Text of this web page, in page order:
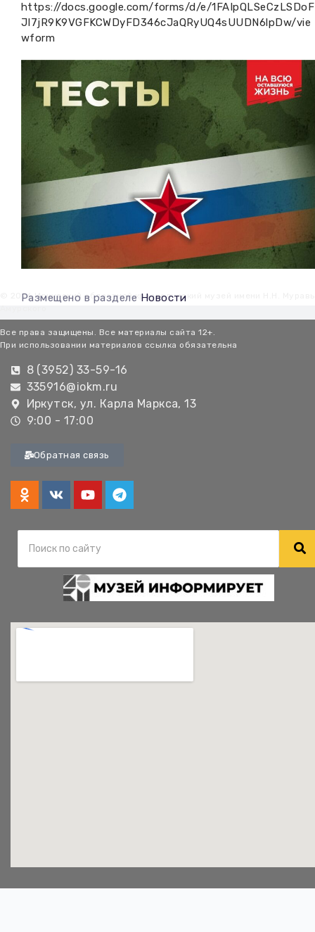
https://docs.google.com/forms/d/e/1FAIpQLSeCzLSDoF
JI7jR9K9VGFKCWDyFD346cJaQRyUQ4sUUDN6lpDw/vie
wform
Размещено в разделе Новости
© 2026 Иркутский областной краеведческий музей имени Н.Н.
Все права защищены. Все материалы сайта 12+.
При использовании материалов ссылка обязательна
8 (3952) 33-59-16
335916@iokm.ru
Иркутск, ул. Карла Маркса, 13
9:00 - 17:00
Обратная связь